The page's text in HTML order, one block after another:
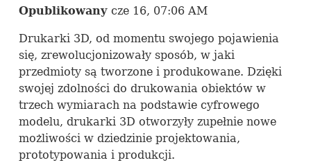
Opublikowany cze 16, 07:06 AM
Drukarki 3D, od momentu swojego pojawienia
się, zrewolucjonizowały sposób, w jaki
przedmioty są tworzone i produkowane. Dzięki
swojej zdolności do drukowania obiektów w
trzech wymiarach na podstawie cyfrowego
modelu, drukarki 3D otworzyły zupełnie nowe
możliwości w dziedzinie projektowania,
prototypowania i produkcji.